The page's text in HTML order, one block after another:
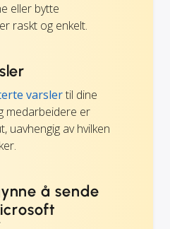
eller bytte
raskt og enkelt.
varslertil dine
medarbeidere er
uavhengig av hvilken
å sende